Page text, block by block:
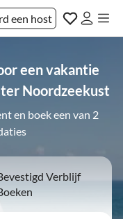
een host
een vakantie
Noordzeekust
en boek een van 2
Verblijf